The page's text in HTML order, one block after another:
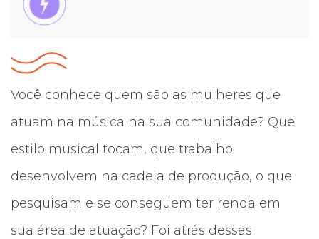
Você conhece quem são as mulheres que
atuam na música na sua comunidade? Que
estilo musical tocam, que trabalho
desenvolvem na cadeia de produção, o que
pesquisam e se conseguem ter renda em
sua área de atuação? Foi atrás dessas